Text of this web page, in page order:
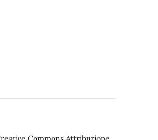
Commons Attribuzione